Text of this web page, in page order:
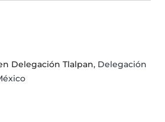
Delegación Tlalpan, Delegación